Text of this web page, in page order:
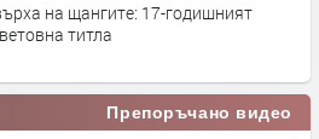
на щангите: 17-годишният
титла
Препоръчано видео